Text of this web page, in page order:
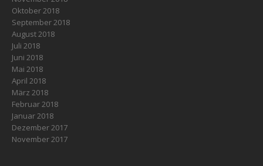
Oktober 2018
September 2018
August 2018
Juli 2018
Juni 2018
Mai 2018
April 2018
März 2018
Februar 2018
Januar 2018
Dezember 2017
November 2017